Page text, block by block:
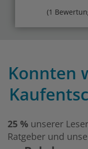
(1
Konnten
25 % unserer
Ratgeber und